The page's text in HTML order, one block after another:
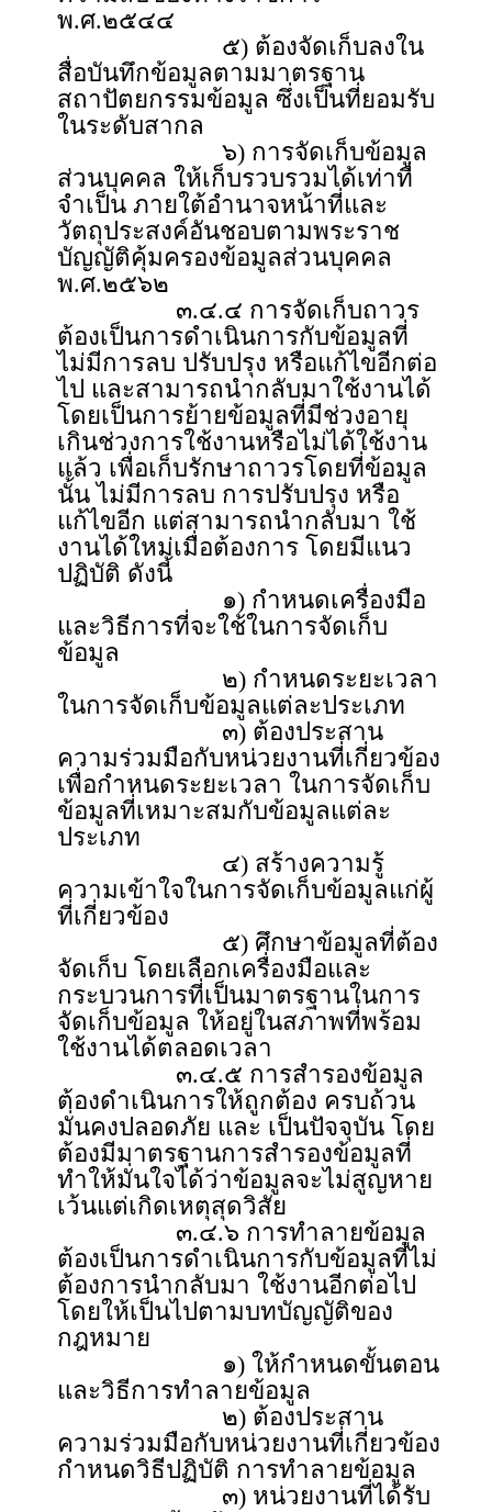
พ.ศ.๒๕๔๔
๕) ต้องจัดเก็บลงใน
สื่อบันทึกข้อมูลตามมาตรฐาน
สถาปัตยกรรมข้อมูล ซึ่งเป็นที่ยอมรับ
ในระดับสากล
๖) การจัดเก็บข้อมูล
ส่วนบุคคล ให้เก็บรวบรวมได้เท่าที่
จำเป็น ภายใต้อำนาจหน้าที่และ
วัตถุประสงค์อันชอบตามพระราช
บัญญัติคุ้มครองข้อมูลส่วนบุคคล
พ.ศ.๒๕๖๒
๓.๔.๔ การจัดเก็บถาวร
ต้องเป็นการดำเนินการกับข้อมูลที่
ไม่มีการลบ ปรับปรุง หรือแก้ไขอีกต่อ
ไป และสามารถนำกลับมาใช้งานได้
โดยเป็นการย้ายข้อมูลที่มีช่วงอายุ
เกินช่วงการใช้งานหรือไม่ได้ใช้งาน
แล้ว เพื่อเก็บรักษาถาวรโดยที่ข้อมูล
นั้น ไม่มีการลบ การปรับปรุง หรือ
แก้ไขอีก แต่สามารถนำกลับมา ใช้
งานได้ใหม่เมื่อต้องการ โดยมีแนว
ปฏิบัติ ดังนี้
๑) กำหนดเครื่องมือ
และวิธีการที่จะใช้ในการจัดเก็บ
ข้อมูล
๒) กำหนดระยะเวลา
ในการจัดเก็บข้อมูลแต่ละประเภท
๓) ต้องประสาน
ความร่วมมือกับหน่วยงานที่เกี่ยวข้อง
เพื่อกำหนดระยะเวลา ในการจัดเก็บ
ข้อมูลที่เหมาะสมกับข้อมูลแต่ละ
ประเภท
๔) สร้างความรู้
ความเข้าใจในการจัดเก็บข้อมูลแก่ผู้
ที่เกี่ยวข้อง
๕) ศึกษาข้อมูลที่ต้อง
จัดเก็บ โดยเลือกเครื่องมือและ
กระบวนการที่เป็นมาตรฐานในการ
จัดเก็บข้อมูล ให้อยู่ในสภาพที่พร้อม
ใช้งานได้ตลอดเวลา
๓.๔.๕ การสำรองข้อมูล
ต้องดำเนินการให้ถูกต้อง ครบถ้วน
มั่นคงปลอดภัย และ เป็นปัจจุบัน โดย
ต้องมีมาตรฐานการสำรองข้อมูลที่
ทำให้มั่นใจได้ว่าข้อมูลจะไม่สูญหาย
เว้นแต่เกิดเหตุสุดวิสัย
๓.๔.๖ การทำลายข้อมูล
ต้องเป็นการดำเนินการกับข้อมูลที่ไม่
ต้องการนำกลับมา ใช้งานอีกต่อไป
โดยให้เป็นไปตามบทบัญญัติของ
กฎหมาย
๑) ให้กำหนดขั้นตอน
และวิธีการทำลายข้อมูล
๒) ต้องประสาน
ความร่วมมือกับหน่วยงานที่เกี่ยวข้อง
กำหนดวิธีปฏิบัติ การทำลายข้อมูล
๓) หน่วยงานที่ได้รับ